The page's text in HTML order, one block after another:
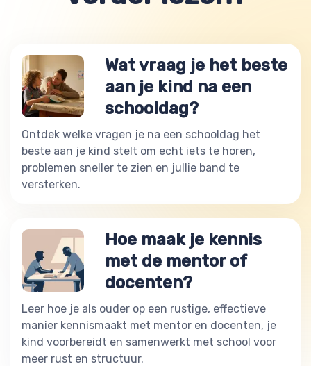
Wat vraag je het beste
aan je kind na een
schooldag?
Ontdek welke vragen je na een schooldag het
beste aan je kind stelt om echt iets te horen,
problemen sneller te zien en jullie band te
versterken.
Hoe maak je kennis
met de mentor of
docenten?
Leer hoe je als ouder op een rustige, effectieve
manier kennismaakt met mentor en docenten, je
kind voorbereidt en samenwerkt met school voor
meer rust en structuur.